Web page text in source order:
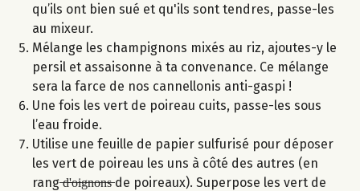
qu’ils ont bien sué et qu'ils sont tendres, passe-les
au mixeur.
Mélange les champignons mixés au riz, ajoutes-y le
persil et assaisonne à ta convenance. Ce mélange
sera la farce de nos cannellonis anti-gaspi !
Une fois les vert de poireau cuits, passe-les sous
l’eau froide.
Utilise une feuille de papier sulfurisé pour déposer
les vert de poireau les uns à côté des autres (en
rang ̶d̶'̶o̶i̶g̶n̶o̶n̶s̶ de poireaux). Superpose les vert de